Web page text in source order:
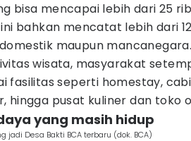
bisa mencapai lebih dari 25
bahkan mencatat lebih dari
maupun mancanegara.
wisata, masyarakat
fasilitas seperti homestay,
hingga pusat kuliner dan toko
yang masih hidup
jadi Desa Bakti BCA terbaru (dok. BCA)